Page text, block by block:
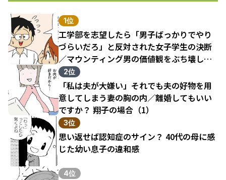
1位
工学部を志望したら「男子ばっかりでやり
づらいだろ」と反対された女子学生の決断
／マウンティング男の価値観をぶち壊した
結果（1）
2位
「私は夫が大嫌い」それでも夫の好物を用
意してしまう妻の胸の内／離婚してもいい
ですか？ 翔子の場合（1）
3位
思い返せば認知症のサイン？ 40代の母に感
じた幼い息子の違和感
4位